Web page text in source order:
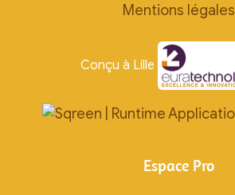
Mentions légales
Conçu à Lille
Espace Pro